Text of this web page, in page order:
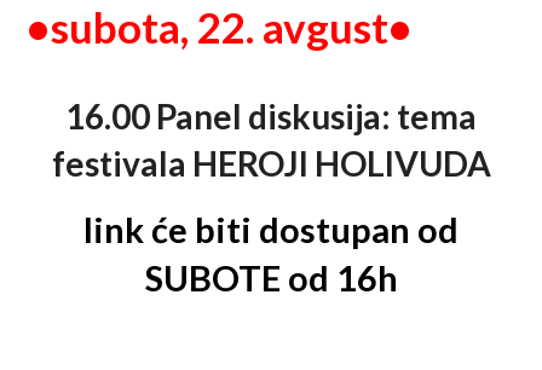
•subota, 22. avgust•
16.00 Panel diskusija: tema
festivala HEROJI HOLIVUDA
link će biti dostupan od
SUBOTE od 16h